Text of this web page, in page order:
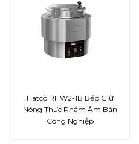
Hatco RHW2-1B Bếp Giữ
Nóng Thực Phẩm Âm Bàn
Công Nghiệp